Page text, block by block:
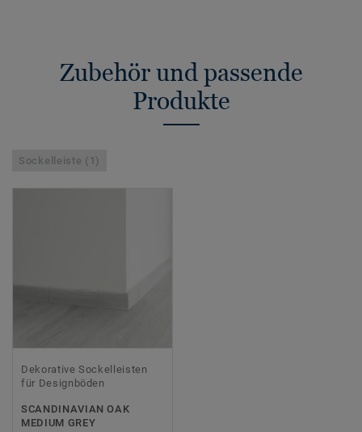
Zubehör und passende
Produkte
Sockelleiste (1)
Dekorative Sockelleisten
für Designböden
SCANDINAVIAN OAK
MEDIUM GREY